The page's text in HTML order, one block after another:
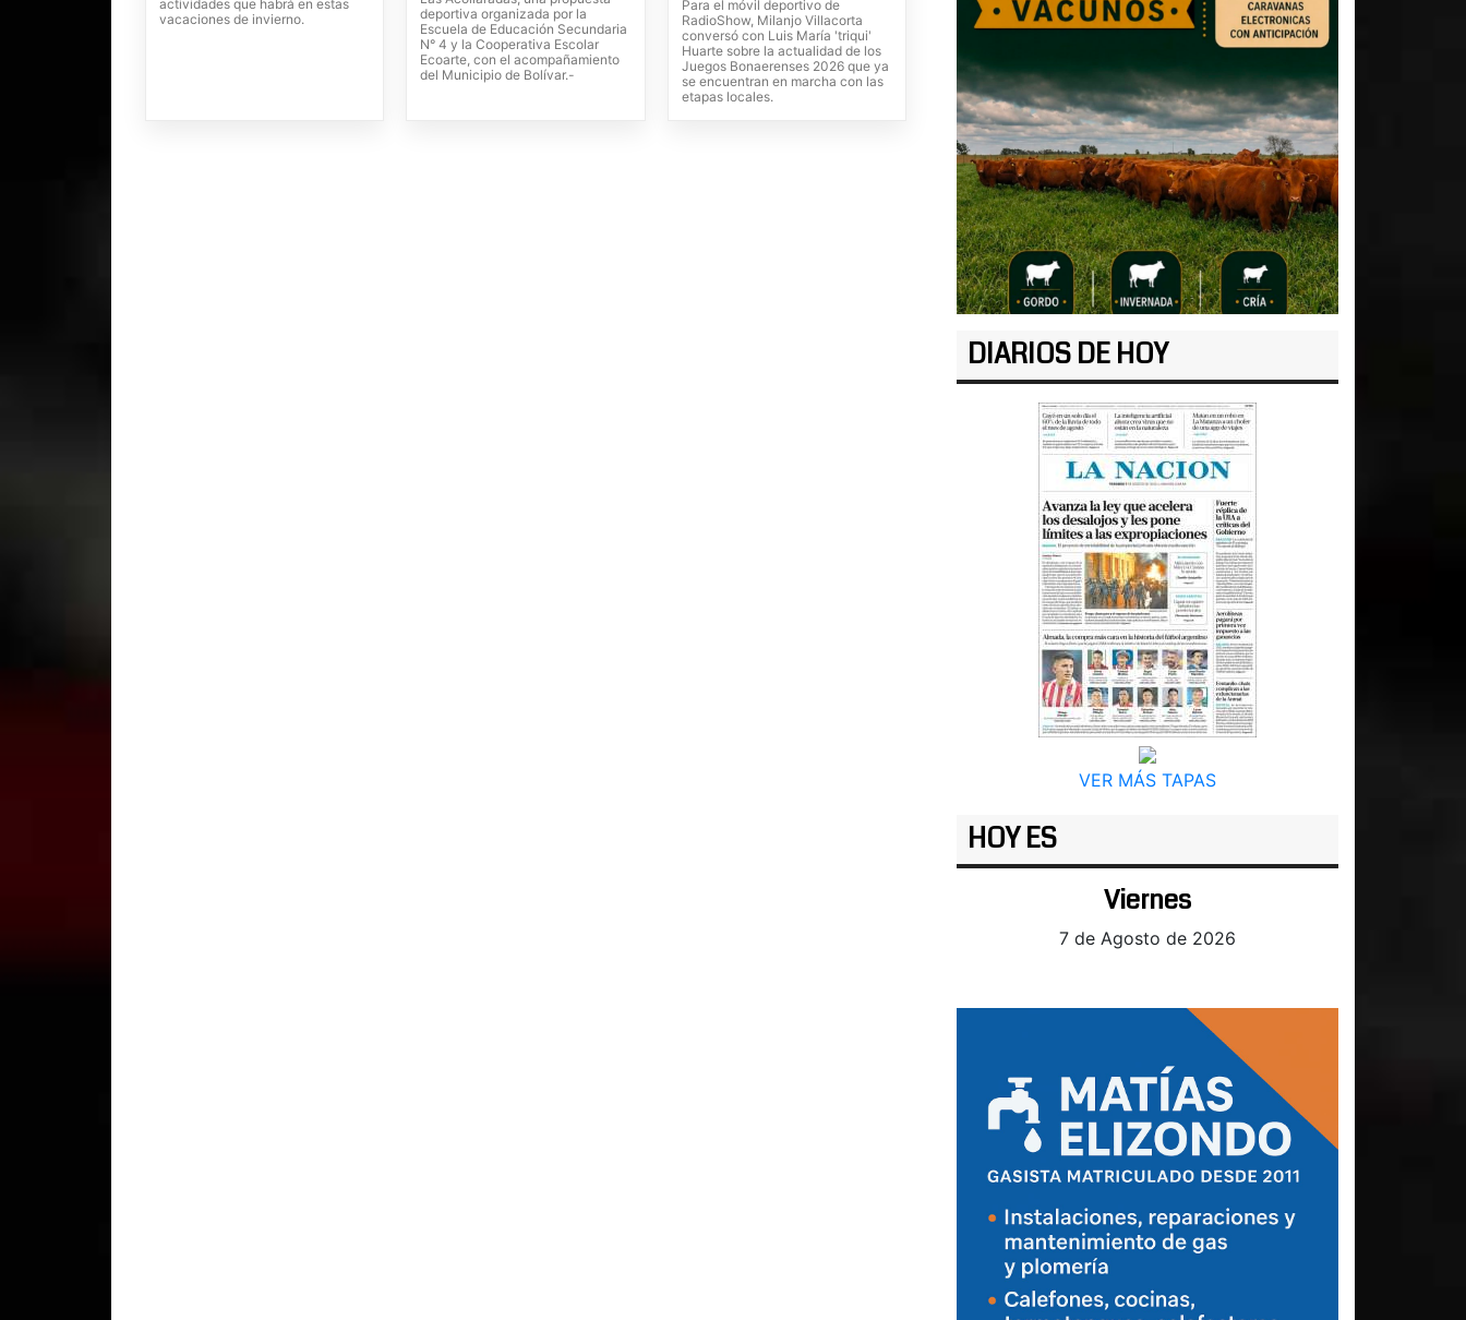
actividades que habrá en estas
vacaciones de invierno.
deportiva organizada por la
Escuela de Educación Secundaria
N° 4 y la Cooperativa Escolar
Ecoarte, con el acompañamiento
del Municipio de Bolívar.-
Para el móvil deportivo de
RadioShow, Milanjo Villacorta
conversó con Luis María 'triqui'
Huarte sobre la actualidad de los
Juegos Bonaerenses 2026 que ya
se encuentran en marcha con las
etapas locales.
DIARIOS DE HOY
VER MÁS TAPAS
HOY ES
Viernes
7 de Agosto de 2026